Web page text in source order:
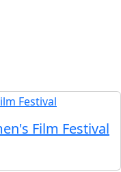
Film Festival